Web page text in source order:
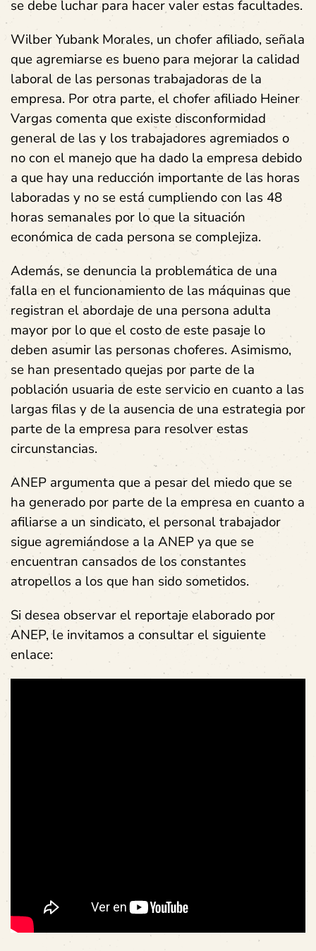
se debe luchar para hacer valer estas facultades.
Wilber Yubank Morales, un chofer afiliado, señala
que agremiarse es bueno para mejorar la calidad
laboral de las personas trabajadoras de la
empresa. Por otra parte, el chofer afiliado Heiner
Vargas comenta que existe disconformidad
general de las y los trabajadores agremiados o
no con el manejo que ha dado la empresa debido
a que hay una reducción importante de las horas
laboradas y no se está cumpliendo con las 48
horas semanales por lo que la situación
económica de cada persona se complejiza.
Además, se denuncia la problemática de una
falla en el funcionamiento de las máquinas que
registran el abordaje de una persona adulta
mayor por lo que el costo de este pasaje lo
deben asumir las personas choferes. Asimismo,
se han presentado quejas por parte de la
población usuaria de este servicio en cuanto a las
largas filas y de la ausencia de una estrategia por
parte de la empresa para resolver estas
circunstancias.
ANEP argumenta que a pesar del miedo que se
ha generado por parte de la empresa en cuanto a
afiliarse a un sindicato, el personal trabajador
sigue agremiándose a la ANEP ya que se
encuentran cansados de los constantes
atropellos a los que han sido sometidos.
Si desea observar el reportaje elaborado por
ANEP, le invitamos a consultar el siguiente
enlace: